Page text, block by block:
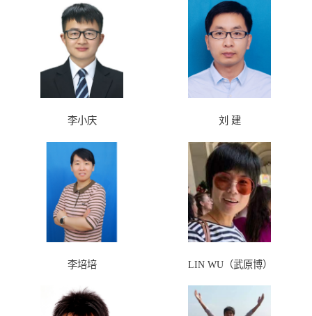
李小庆 刘 建
李培培 LIN WU（武原博）